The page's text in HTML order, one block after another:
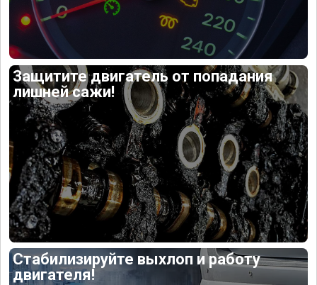
Защитите двигатель от попадания
лишней сажи!
Стабилизируйте выхлоп и работу
двигателя!